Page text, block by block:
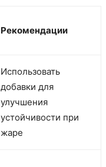
Рекомендации
Использовать
добавки для
улучшения
устойчивости при
жаре